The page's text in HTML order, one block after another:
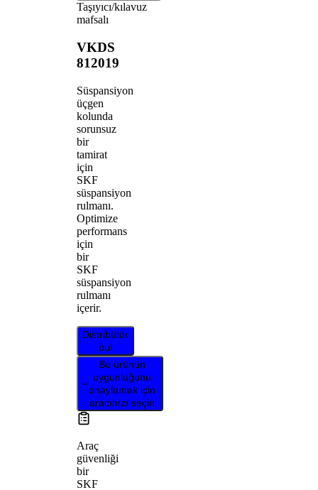
Taşıyıcı/kılavuz
mafsalı
VKDS
812019
Süspansiyon
üçgen
kolunda
sorunsuz
bir
tamirat
için
SKF
süspansiyon
rulmanı.
Optimize
performans
için
bir
SKF
süspansiyon
rulmanı
içerir.
Distribütör
bul
Bu ürünün
uygunluğunu
onaylamak için
aracınızı seçin
Araç
güvenliği
bir
SKF